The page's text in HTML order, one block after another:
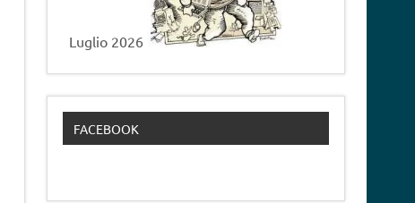
Luglio 2026
FACEBOOK